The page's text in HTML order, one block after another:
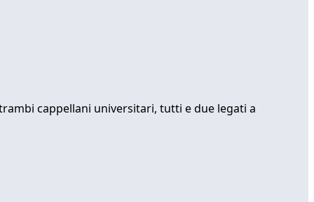
cappellani universitari, tutti e due legati a